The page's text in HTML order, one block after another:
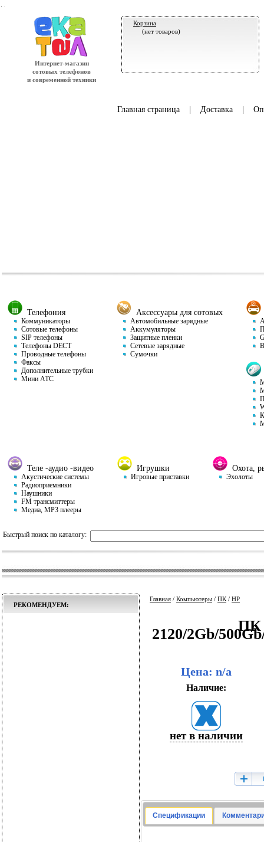
Интернет-магазин
сотовых телефонов
и современной техники
Корзина
(нет товаров)
Главная страница| Доставка|
Телефония
Коммуникаторы
Сотовые телефоны
SIP телефоны
Телефоны DECT
Проводные телефоны
Факсы
Дополнительные трубки
Мини АТС
Аксессуары для сотовых
Автомобильные зарядные
Аккумуляторы
Защитные пленки
Сетевые зарядные
Сумочки
Теле -аудио -видео
Акустические системы
Радиоприемники
Наушники
FM трансмиттеры
Медиа, MP3 плееры
Игрушки
Игровые приставки
Охота,
Эхолоты
Быстрый поиск по каталогу:
РЕКОМЕНДУЕМ:
Главная / Компьютеры / ПК / HP
ПК
2120/2Gb/
Цена: n/a
Наличие:
нет в наличии
Спецификации